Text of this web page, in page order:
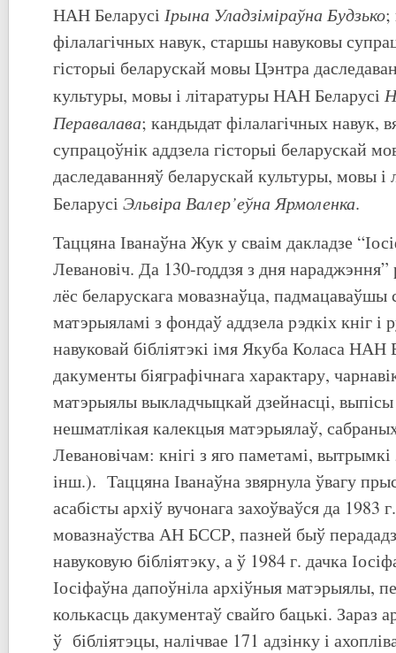
НАН Беларусі Ірына Уладзіміраўна Будзько;
філалагічных навук, старшы навуковы
гісторыі беларускай мовы Цэнтра
культуры, мовы і літаратуры НАН Беларусі
Перавалава; кандыдат філалагічных навук,
супрацоўнік аддзела гісторыі беларускай
даследаванняў беларускай культуры, мовы
Беларусі Эльвіра Валер’еўна Ярмоленка.
Таццяна Іванаўна Жук у сваім дакладзе
Левановіч. Да 130-годдзя з дня
лёс беларускага мовазнаўца, падмацаваўшы
матэрыяламі з фондаў аддзела рэдкіх кніг і
навуковай бібліятэкі імя Якуба Коласа НАН
дакументы біяграфічнага характару,
матэрыялы выкладчыцкай дзейнасці,
нешматлікая калекцыя матэрыялаў,
Левановічам: кнігі з яго паметамі, вытрымкі
інш.). Таццяна Іванаўна звярнула ўвагу
асабісты архіў вучонага захоўваўся да 1983
мовазнаўства АН БССР, пазней быў
навуковую бібліятэку, а ў 1984 г. дачка
Іосіфаўна дапоўніла архіўныя матэрыялы,
колькасць дакументаў свайго бацькі. Зараз
ў бібліятэцы, налічвае 171 адзінку і